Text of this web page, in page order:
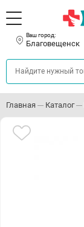
Ваш город:
Благовещенск
Главная Каталог